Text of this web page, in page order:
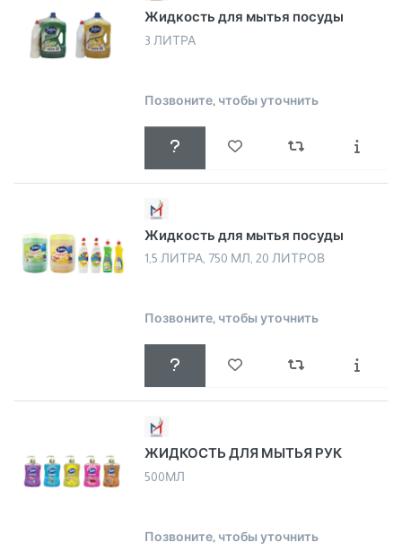
Жидкость для мытья посуды
3 ЛИТРА
Позвоните, чтобы уточнить
Жидкость для мытья посуды
1,5 ЛИТРА, 750 МЛ, 20 ЛИТРОВ
Позвоните, чтобы уточнить
ЖИДКОСТЬ ДЛЯ МЫТЬЯ РУК
500МЛ
Позвоните, чтобы уточнить